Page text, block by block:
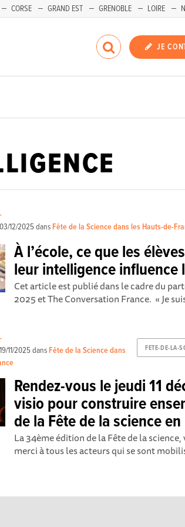
CORSE GRAND EST GRENOBLE LOIRE
JE
03/12/2025dans Fête de la Science dans les Hauts-de-
À l’école, ce que les
leur intelligence influence
Cet article est publié dans le cadre du
2025 et The Conversation France. « Je
FETE-DE-LA-
19/11/2025dans Fête de la Science dans
Rendez-vous le jeudi 11
visio pour construire
de la Fête de la science
La 34ème édition de la Fête de la science,
merci à tous les acteurs qui se sont